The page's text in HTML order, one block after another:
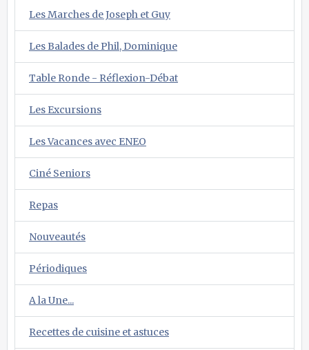
Les Marches de Joseph et Guy
Les Balades de Phil, Dominique
Table Ronde - Réflexion-Débat
Les Excursions
Les Vacances avec ENEO
Ciné Seniors
Repas
Nouveautés
Périodiques
A la Une...
Recettes de cuisine et astuces